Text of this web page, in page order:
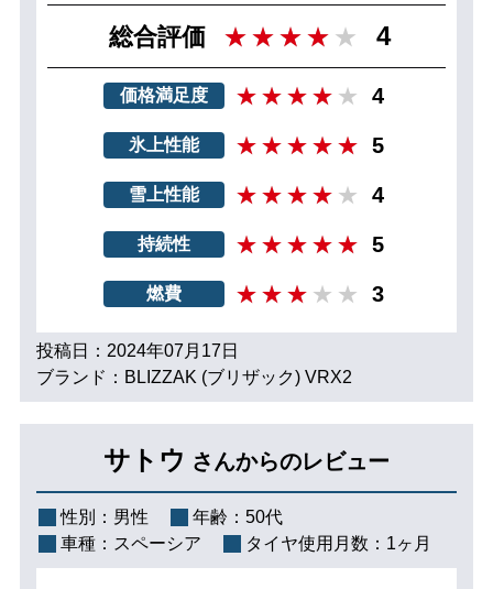
総合評価 4
価格満足度 4
氷上性能 5
雪上性能 4
持続性 5
燃費 3
投稿日：2024年07月17日
ブランド：BLIZZAK (ブリザック) VRX2
サトウ さんからのレビュー
性別： 男性 年齢： 50代
車種： スペーシア タイヤ使用月数： 1ヶ月